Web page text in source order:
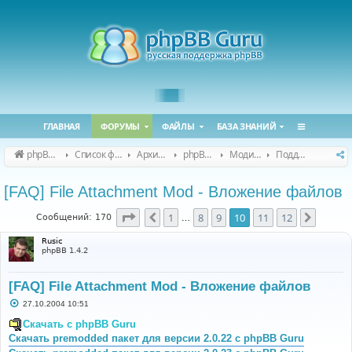
ГЛАВНАЯ ФОРУМЫ ФАЙЛЫ БАЗА ЗНАНИЙ
phpBB Guru Список форумов Архивные форумы phpBB 2.0.x (архив) Модификация phpBB 2.0.x Поддержка модов для phpBB 2.0.x
[FAQ] File Attachment Mod - Вложение файлов
Сообщений: 170 Страница10 из 12
Пред.
1 8 9 10 11 12
Rusic
phpBB 1.4.2
[FAQ] File Attachment Mod - Вложение файлов
С
о
б
щ
е
27.10.2004 10:51
Скачать с phpBB Guru
Скачать premodded пакет для версии 2.0.22 с phpBB Guru